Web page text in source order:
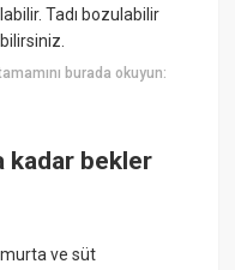
Tadı bozulabilir
burada okuyun:
kadar bekler
ve süt